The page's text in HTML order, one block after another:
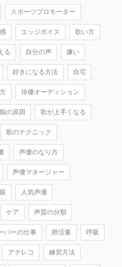
スポーツプロモーター
エッジボイス 歌い方
る 自分の声 嫌い
好きになる方法 自宅
俳優オーディション
の原因 歌が上手くなる
歌のテクニック
声優のなり方
声優マネージャー
親 人気声優
ケア 声質の分類
バーの仕事 肺活量 呼吸
アテレコ 練習方法